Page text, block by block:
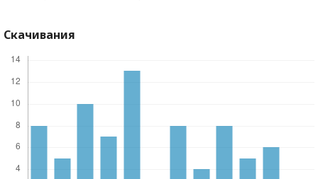
Скачивания